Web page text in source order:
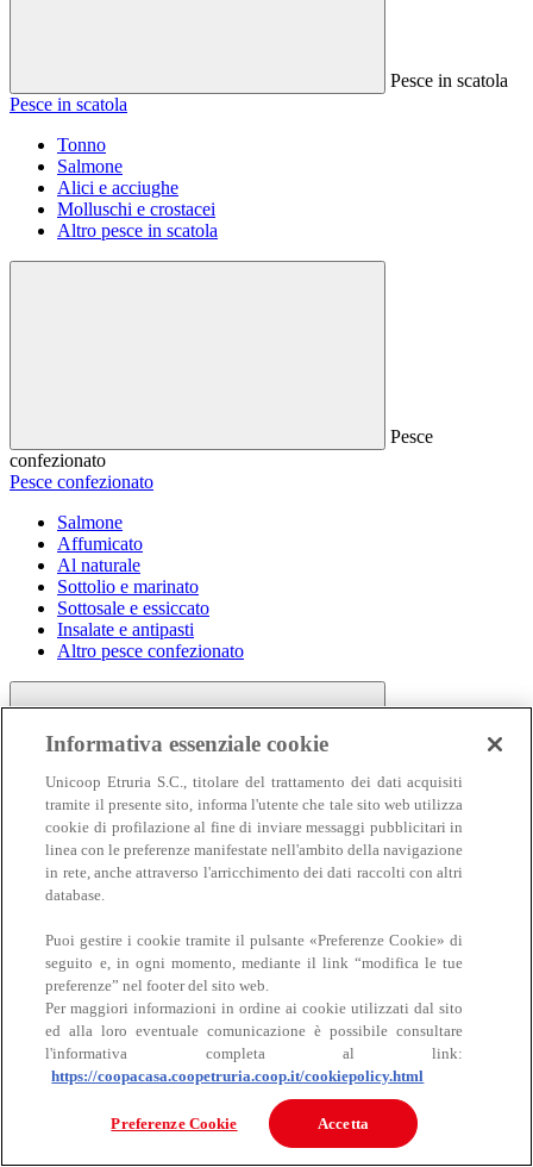
Pesce in scatola
Pesce in scatola
Tonno
Salmone
Alici e acciughe
Molluschi e crostacei
Altro pesce in scatola
Pesce
confezionato
Pesce confezionato
Salmone
Affumicato
Al naturale
Sottolio e marinato
Sottosale e essiccato
Insalate e antipasti
Altro pesce confezionato
Carne
Carne
Bovino
Informativa essenziale cookie
Unicoop Etruria S.C., titolare del trattamento dei dati acquisiti
tramite il presente sito, informa l'utente che tale sito web utilizza
cookie di profilazione al fine di inviare messaggi pubblicitari in
linea con le preferenze manifestate nell'ambito della navigazione
in rete, anche attraverso l'arricchimento dei dati raccolti con altri
database.
Puoi gestire i cookie tramite il pulsante «Preferenze Cookie» di
seguito e, in ogni momento, mediante il link “modifica le tue
preferenze” nel footer del sito web.
Per maggiori informazioni in ordine ai cookie utilizzati dal sito
ed alla loro eventuale comunicazione è possibile consultare
l'informativa completa al link:
https://coopacasa.coopetruria.coop.it/cookiepolicy.html
Preferenze Cookie Accetta